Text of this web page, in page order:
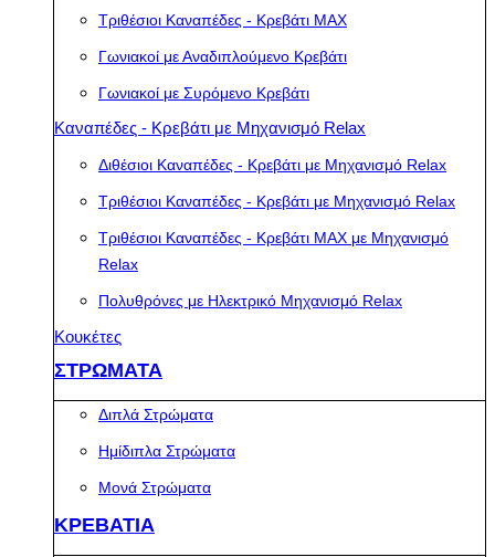
Τριθέσιοι Καναπέδες - Κρεβάτι MAX
Γωνιακοί με Αναδιπλούμενο Κρεβάτι
Γωνιακοί με Συρόμενο Κρεβάτι
Καναπέδες - Κρεβάτι με Μηχανισμό Relax
Διθέσιοι Καναπέδες - Κρεβάτι με Μηχανισμό Relax
Τριθέσιοι Καναπέδες - Κρεβάτι με Μηχανισμό Relax
Τριθέσιοι Καναπέδες - Κρεβάτι MAX με Μηχανισμό
Relax
Πολυθρόνες με Ηλεκτρικό Μηχανισμό Relax
Κουκέτες
ΣΤΡΩΜΑΤΑ
Διπλά Στρώματα
Ημίδιπλα Στρώματα
Μονά Στρώματα
ΚΡΕΒΑΤΙΑ